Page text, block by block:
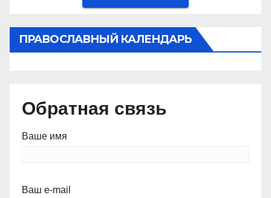
ПРАВОСЛАВНЫЙ КАЛЕНДАРЬ
Обратная связь
Ваше имя
Ваш e-mail